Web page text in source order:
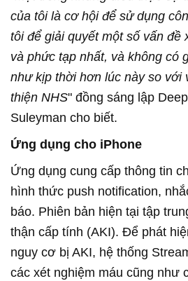
của tôi là cơ hội để sử dụng
tôi để giải quyết một số vấn đề
và phức tạp nhất, và không có
như kịp thời hơn lúc này so với
thiện NHS" đồng sáng lập
Suleyman cho biết.
Ứng dụng cho iPhone
Ứng dụng cung cấp thông tin
hình thức push notification,
báo. Phiên bản hiện tại tập
thận cấp tính (AKI). Để phát
nguy cơ bị AKI, hệ thống
các xét nghiệm máu cũng như